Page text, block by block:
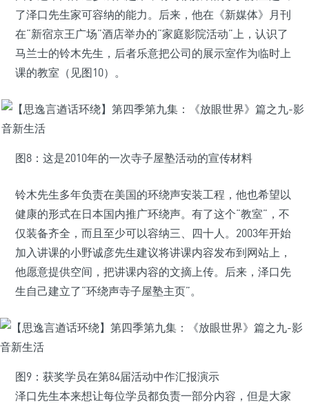
了泽口先生家可容纳的能力。后来，他在《新媒体》月刊
在“新宿京王广场”酒店举办的“家庭影院活动”上，认识了
马兰士的铃木先生，后者乐意把公司的展示室作为临时上
课的教室（见图10）。
图8：这是2010年的一次寺子屋塾活动的宣传材料
铃木先生多年负责在美国的环绕声安装工程，他也希望以
健康的形式在日本国内推广环绕声。有了这个“教室”，不
仅装备齐全，而且至少可以容纳三、四十人。2003年开始
加入讲课的小野诚彦先生建议将讲课内容发布到网站上，
他愿意提供空间，把讲课内容的文摘上传。后来，泽口先
生自己建立了“环绕声寺子屋塾主页”。
图9：获奖学员在第84届活动中作汇报演示
泽口先生本来想让每位学员都负责一部分内容，但是大家